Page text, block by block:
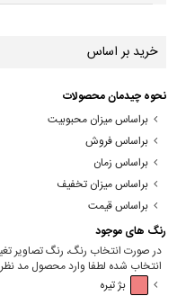
خرید بر اساس
نحوه چیدمان محصولات
براساس میزان محبوبیت
براساس فروش
براساس زمان
براساس میزان تخفیف
براساس قیمت
رنگ های موجود
در صورت انتخاب رنگ، رنگ تصاویر
انتخاب شده لطفا وارد محصول مد
بژ تیره